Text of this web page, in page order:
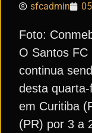
sfcadmin
Foto:
O Santos
continua
desta
em Curitiba
(PR) por 3 a